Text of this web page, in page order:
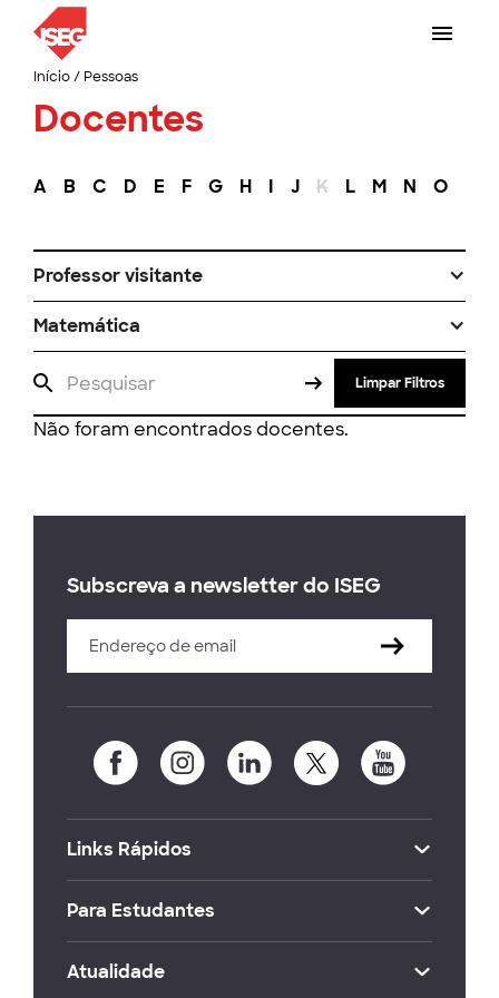
Início/ Pessoas
Docentes
A B C D E F G H I J K L M N O
Professor visitante
Matemática
Limpar Filtros
Não foram encontrados docentes.
Subscreva a newsletter do ISEG
Links Rápidos
Para Estudantes
Atualidade